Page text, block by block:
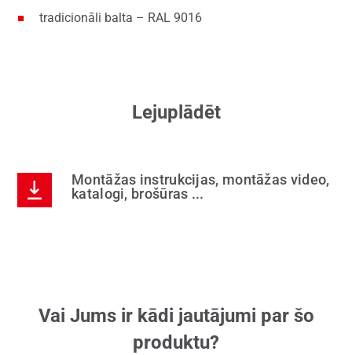
tradicionāli balta – RAL 9016
Lejuplādēt
Montāžas instrukcijas, montāžas video,
katalogi, brošūras ...
Vai Jums ir kādi jautājumi par šo
produktu?